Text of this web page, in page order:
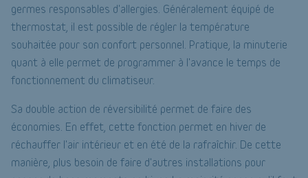
germes responsables d'allergies. Généralement équipé de
thermostat, il est possible de régler la température
souhaitée pour son confort personnel. Pratique, la minuterie
quant à elle permet de programmer à l'avance le temps de
fonctionnement du climatiseur.
Sa double action de réversibilité permet de faire des
économies. En effet, cette fonction permet en hiver de
réchauffer l'air intérieur et en été de la rafraîchir. De cette
manière, plus besoin de faire d'autres installations pour